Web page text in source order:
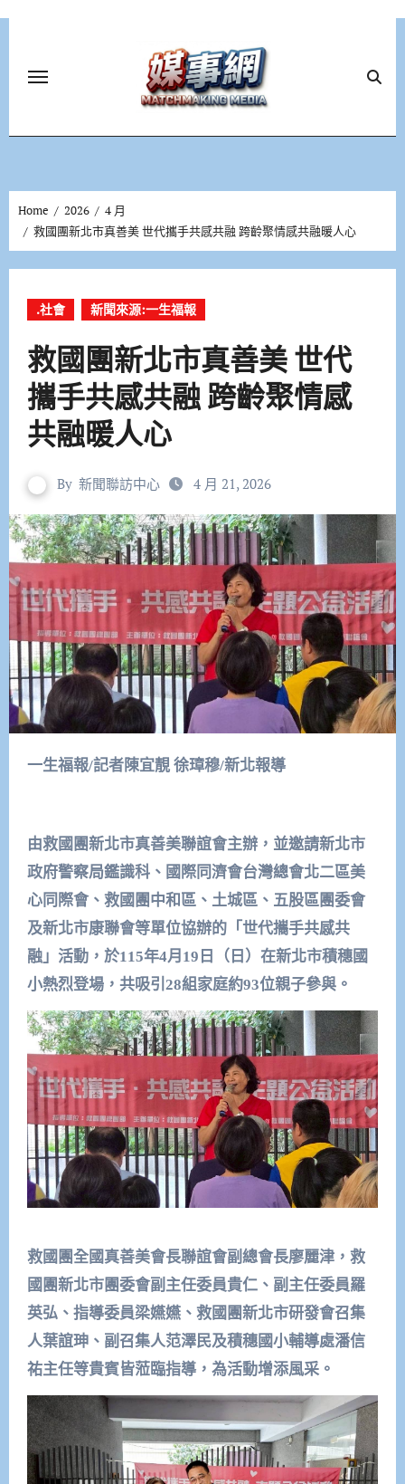
Home 2026
4 月
救國團新北市真善美 世代攜手共感共融 跨齡聚情感共融暖人心
.社會 新聞來源:一生福報
救國團新北市真善美 世代
攜手共感共融 跨齡聚情感
共融暖人心
By 新聞聯訪中心 4 月 21, 2026
一生福報/記者陳宜靚 徐璋穆/新北報導
由救國團新北市真善美聯誼會主辦，並邀請新北市
政府警察局鑑識科、國際同濟會台灣總會北二區美
心同際會、救國團中和區、土城區、五股區團委會
及新北市康聯會等單位協辦的「世代攜手共感共
融」活動，於115年4月19日（日）在新北市積穗國
小熱烈登場，共吸引28組家庭約93位親子參與。
救國團全國真善美會長聯誼會副總會長廖麗津，救
國團新北市團委會副主任委員貴仁、副主任委員羅
英弘、指導委員梁嬿嬿、救國團新北市研發會召集
人葉誼珅、副召集人范澤民及積穗國小輔導處潘信
祐主任等貴賓皆蒞臨指導，為活動增添風采。